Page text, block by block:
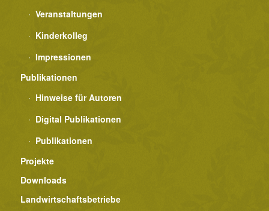
Veranstaltungen
Kinderkolleg
Impressionen
Publikationen
Hinweise für Autoren
Digital Publikationen
Publikationen
Projekte
Downloads
Landwirtschaftsbetriebe